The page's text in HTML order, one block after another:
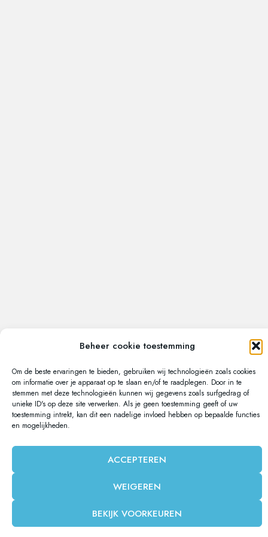
Beheer cookie toestemming
Om de beste ervaringen te bieden, gebruiken wij technologieën zoals cookies
om informatie over je apparaat op te slaan en/of te raadplegen. Door in te
stemmen met deze technologieën kunnen wij gegevens zoals surfgedrag of
unieke ID's op deze site verwerken. Als je geen toestemming geeft of uw
toestemming intrekt, kan dit een nadelige invloed hebben op bepaalde functies
en mogelijkheden.
ACCEPTEREN
WEIGEREN
BEKIJK VOORKEUREN